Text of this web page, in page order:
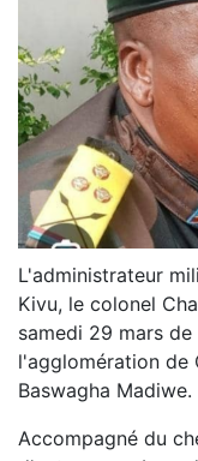
L'administrateur
Kivu, le colonel
samedi 29 mars
l'agglomération de
Baswagha Madiwe.
Accompagné du